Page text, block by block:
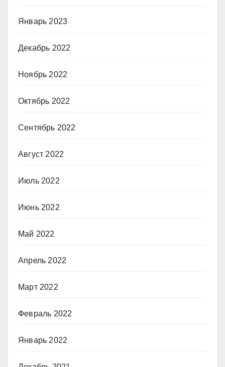
Январь 2023
Декабрь 2022
Ноябрь 2022
Октябрь 2022
Сентябрь 2022
Август 2022
Июль 2022
Июнь 2022
Май 2022
Апрель 2022
Март 2022
Февраль 2022
Январь 2022